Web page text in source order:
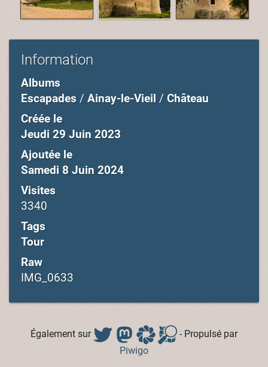
Information
Albums
Escapades / Ainay-le-Vieil / Château
Créée le
Jeudi 29 Juin 2023
Ajoutée le
Samedi 8 Juin 2024
Visites
3340
Tags
Tour
Raw
IMG_0633
Également sur
- Propulsé par
Piwigo